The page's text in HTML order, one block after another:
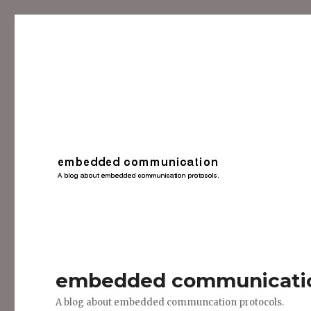
embedded
A blog about embedded communcation protocols.